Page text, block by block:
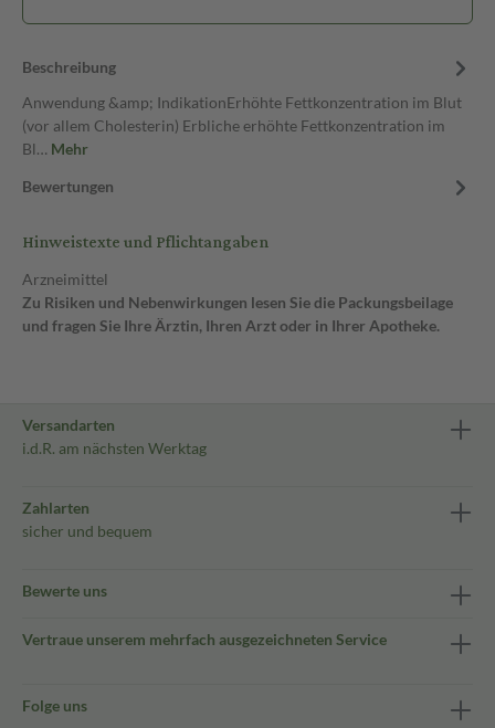
Beschreibung
Anwendung &amp; IndikationErhöhte Fettkonzentration im Blut
(vor allem Cholesterin) Erbliche erhöhte Fettkonzentration im
Bl… Mehr
Bewertungen
Hinweistexte und Pflichtangaben
Arzneimittel
Zu Risiken und Nebenwirkungen lesen Sie die Packungsbeilage
und fragen Sie Ihre Ärztin, Ihren Arzt oder in Ihrer Apotheke.
Versandarten
i.d.R. am nächsten Werktag
Zahlarten
sicher und bequem
Bewerte uns
Vertraue unserem mehrfach ausgezeichneten Service
Folge uns